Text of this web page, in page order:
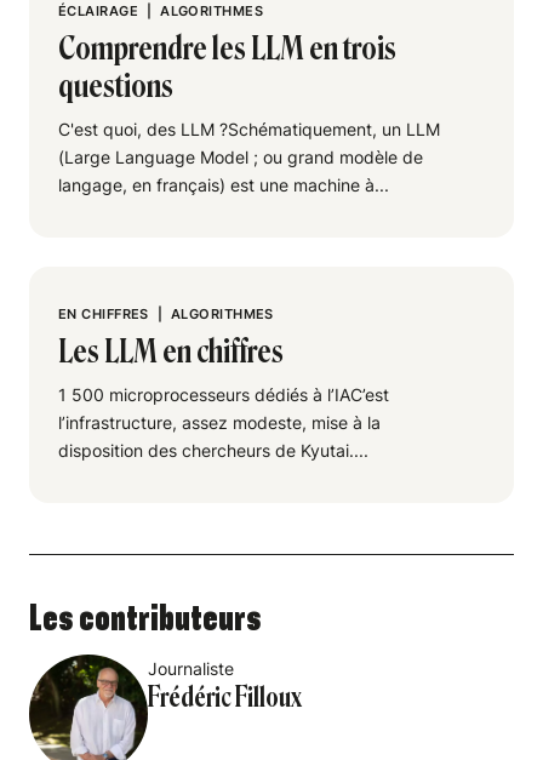
ÉCLAIRAGE |ALGORITHMES
Comprendre les LLM en trois
questions
C'est quoi, des LLM ?Schématiquement, un LLM
(Large Language Model ; ou grand modèle de
langage, en français) est une machine à...
EN CHIFFRES |ALGORITHMES
Les LLM en chiffres
1 500 microprocesseurs dédiés à l’IAC’est
l’infrastructure, assez modeste, mise à la
disposition des chercheurs de Kyutai....
Les contributeurs
Journaliste
Frédéric Filloux